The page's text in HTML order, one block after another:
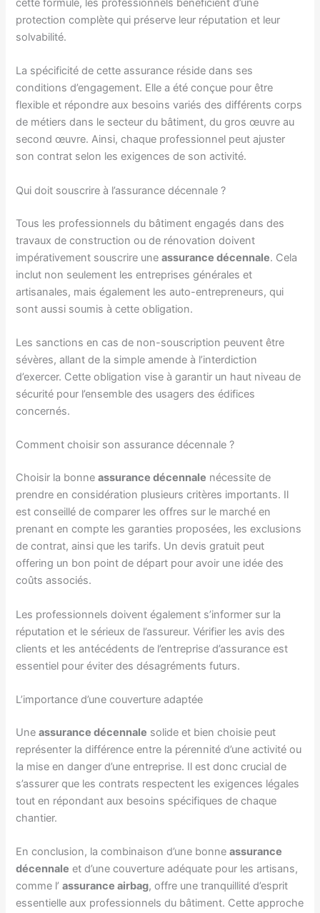
cette formule, les professionnels bénéficient d’une
protection complète qui préserve leur réputation et leur
solvabilité.
La spécificité de cette assurance réside dans ses
conditions d’engagement. Elle a été conçue pour être
flexible et répondre aux besoins variés des différents corps
de métiers dans le secteur du bâtiment, du gros œuvre au
second œuvre. Ainsi, chaque professionnel peut ajuster
son contrat selon les exigences de son activité.
Qui doit souscrire à l’assurance décennale ?
Tous les professionnels du bâtiment engagés dans des
travaux de construction ou de rénovation doivent
impérativement souscrire uneassurance décennale. Cela
inclut non seulement les entreprises générales et
artisanales, mais également les auto-entrepreneurs, qui
sont aussi soumis à cette obligation.
Les sanctions en cas de non-souscription peuvent être
sévères, allant de la simple amende à l’interdiction
d’exercer. Cette obligation vise à garantir un haut niveau de
sécurité pour l’ensemble des usagers des édifices
concernés.
Comment choisir son assurance décennale ?
Choisir la bonneassurance décennale nécessite de
prendre en considération plusieurs critères importants. Il
est conseillé de comparer les offres sur le marché en
prenant en compte les garanties proposées, les exclusions
de contrat, ainsi que les tarifs. Un devis gratuit peut
offering un bon point de départ pour avoir une idée des
coûts associés.
Les professionnels doivent également s’informer sur la
réputation et le sérieux de l’assureur. Vérifier les avis des
clients et les antécédents de l’entreprise d’assurance est
essentiel pour éviter des désagréments futurs.
L’importance d’une couverture adaptée
Uneassurance décennale solide et bien choisie peut
représenter la différence entre la pérennité d’une activité ou
la mise en danger d’une entreprise. Il est donc crucial de
s’assurer que les contrats respectent les exigences légales
tout en répondant aux besoins spécifiques de chaque
chantier.
En conclusion, la combinaison d’une bonneassurance
décennale et d’une couverture adéquate pour les artisans,
comme l’assurance airbag, offre une tranquillité d’esprit
essentielle aux professionnels du bâtiment. Cette approche